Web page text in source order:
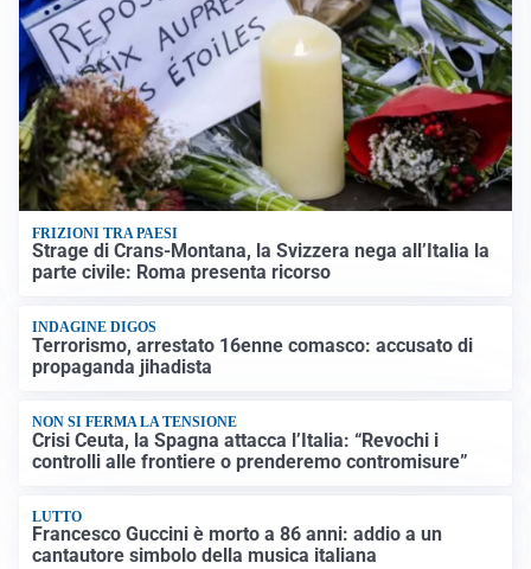
FRIZIONI TRA PAESI
Strage di Crans-Montana, la Svizzera nega all’Italia la
parte civile: Roma presenta ricorso
INDAGINE DIGOS
Terrorismo, arrestato 16enne comasco: accusato di
propaganda jihadista
NON SI FERMA LA TENSIONE
Crisi Ceuta, la Spagna attacca l’Italia: “Revochi i
controlli alle frontiere o prenderemo contromisure”
LUTTO
Francesco Guccini è morto a 86 anni: addio a un
cantautore simbolo della musica italiana